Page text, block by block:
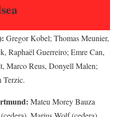
Gregor Kobel; Thomas Meunier,
Raphaël Guerreiro; Emre Can,
Marco Reus, Donyell Malen;
Terzic.
Mateu Morey Bauza